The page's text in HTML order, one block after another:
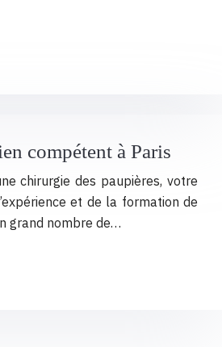
compétent à Paris
chirurgie des paupières, votre
et de la formation de
grand nombre de…